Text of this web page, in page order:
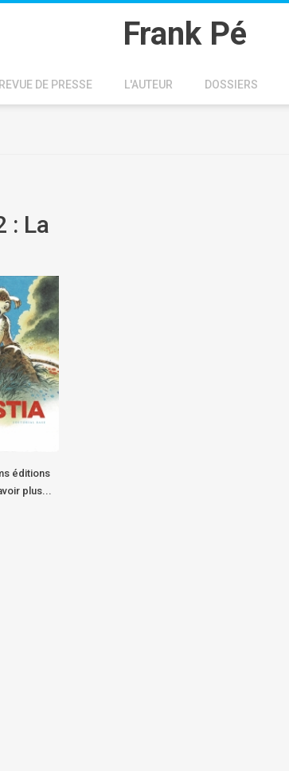
Frank Pé
REVUE DE PRESSE L'AUTEUR DOSSIERS
: La
éditions
plus...